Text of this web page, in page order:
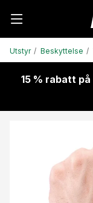
Utstyr Beskyttelse
15 % rabatt